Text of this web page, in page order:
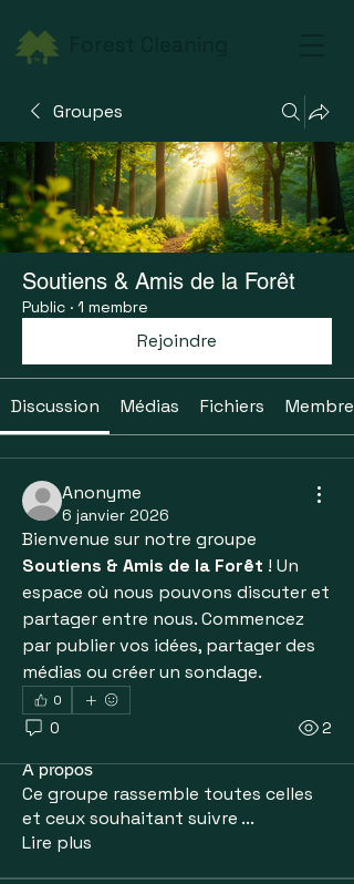
Groupes
Soutiens & Amis de la Forêt
Public · 1 membre
Rejoindre
Discussion Médias Fichiers Membres
Anonyme
6 janvier 2026
Soutiens & Amis de la Forêt ! Un
espace où nous pouvons discuter et
partager entre nous. Commencez
par publier vos idées, partager des
médias ou créer un sondage.
0
0 2
À propos
Ce groupe rassemble toutes celles
et ceux souhaitant suivre ...
Lire plus